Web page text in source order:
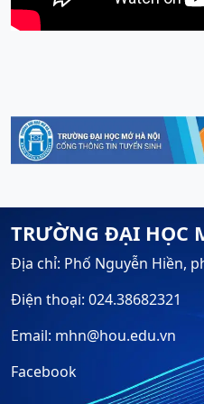
TRƯỜNG ĐẠI HỌC
Địa chỉ: Phố Nguyễn Hiền,
Điện thoại: 024.38682321
Email: mhn@hou.edu.vn
Facebook